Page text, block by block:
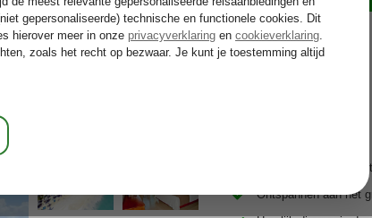
Voelt als thuiskomen...
Direct gelegen aan
Ontspannen aan het